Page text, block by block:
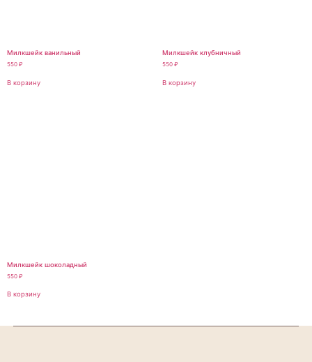
Милкшейк ванильный
550 ₽
В корзину
Милкшейк клубничный
550 ₽
В корзину
Милкшейк шоколадный
550 ₽
В корзину